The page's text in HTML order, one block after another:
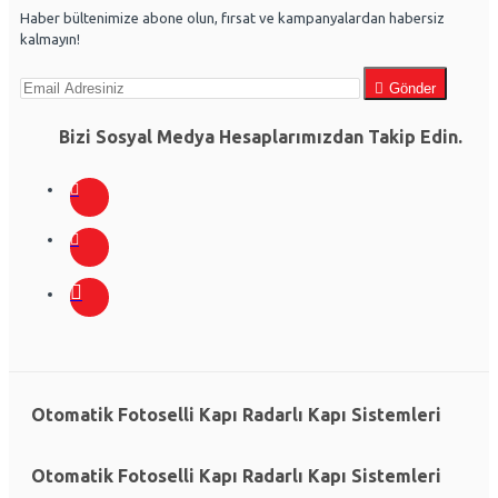
Haber bültenimize abone olun, fırsat ve kampanyalardan habersiz
kalmayın!
Gönder
Bizi Sosyal Medya Hesaplarımızdan Takip Edin.
Otomatik Fotoselli Kapı Radarlı Kapı Sistemleri
Otomatik Fotoselli Kapı Radarlı Kapı Sistemleri